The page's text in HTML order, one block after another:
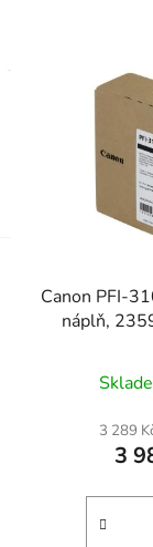
Canon PFI-
náplň,
3 289
3